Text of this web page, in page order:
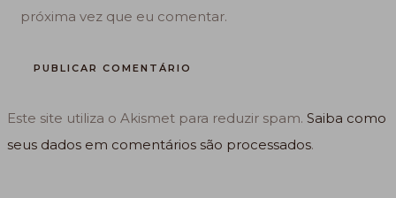
próxima vez que eu comentar.
Este site utiliza o Akismet para reduzir spam.Saiba como
seus dados em comentários são processados.